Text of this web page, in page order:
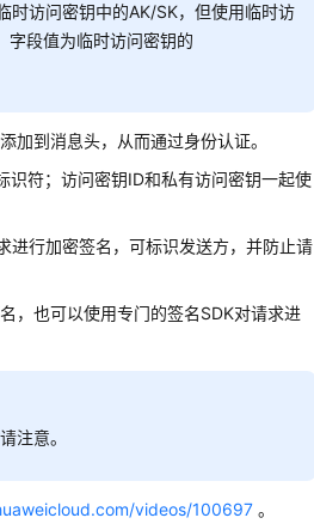
时访问密钥中的AK/SK，但使用临时访
字段值为临时访问密钥的
加到消息头，从而通过身份认证。
符；访问密钥ID和私有访问密钥一起使
行加密签名，可标识发送方，并防止请
，也可以使用专门的签名SDK对请求进
注意。
videos/100697 。